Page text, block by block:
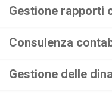
Gestione rapporti
Consulenza
Gestione delle